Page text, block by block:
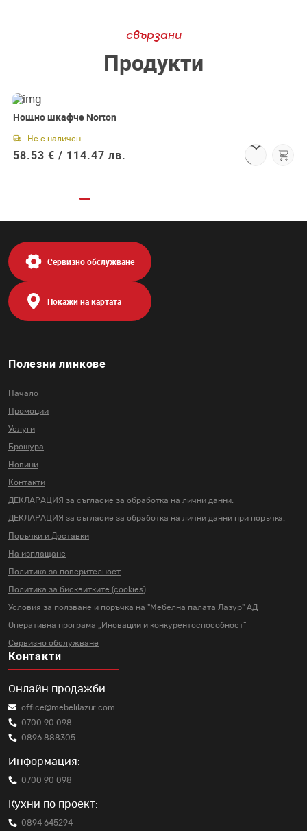
свързани
Продукти
Нощно шкафче Norton
- Не е наличен
58.53 € / 114.47 лв.
Полезни линкове
Начало
Промоции
Услуги
Брошура
Новини
Контакти
ДЕКЛАРАЦИЯ за съгласие за обработка на лични данни.
ДЕКЛАРАЦИЯ за съгласие за обработка на лични данни при поръчка.
Поръчки и Доставки
На изплащане
Политика за поверителност
Политика за бисквитките (cookies)
Условия за ползване и поръчка на "Мебелна палата Лазур" АД
Оперативна програма „Иновации и конкурентоспособност“
Сервизно обслужване
Контакти
Онлайн продажби:
office@mebelilazur.com
0700 90 098
0896 888305
Информация:
0700 90 098
Кухни по проект:
0894 645294
Сервизно обслужване
Покажи на картата